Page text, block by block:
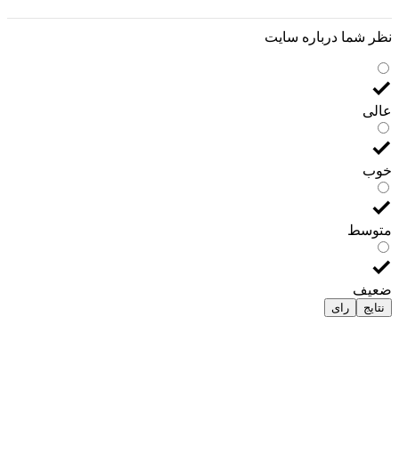
نظر شما درباره سایت
عالی
خوب
متوسط
ضعیف
نتایج رای